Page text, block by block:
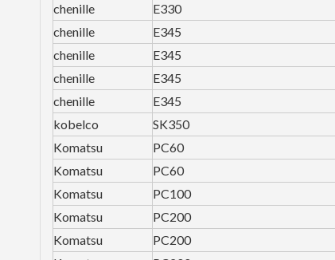
chenille
E330
chenille
E345
chenille
E345
chenille
E345
chenille
E345
kobelco
SK350
Komatsu
PC60
Komatsu
PC60
Komatsu
PC100
Komatsu
PC200
Komatsu
PC200